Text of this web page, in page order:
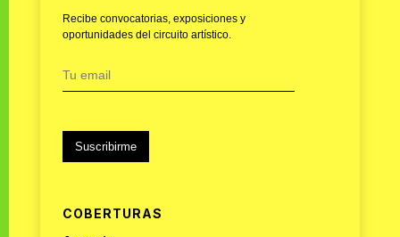
Recibe convocatorias, exposiciones y
oportunidades del circuito artístico.
Suscribirme
COBERTURAS